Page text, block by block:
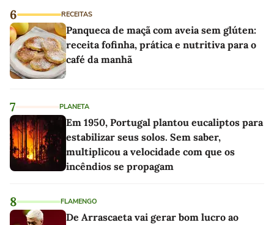
6 RECEITAS
Panqueca de maçã com aveia sem glúten:
receita fofinha, prática e nutritiva para o
café da manhã
7 PLANETA
Em 1950, Portugal plantou eucaliptos para
estabilizar seus solos. Sem saber,
multiplicou a velocidade com que os
incêndios se propagam
8 FLAMENGO
De Arrascaeta vai gerar bom lucro ao